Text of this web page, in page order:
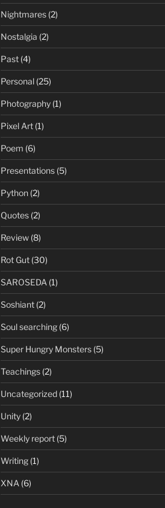
Nightmares(2)
Nostalgia (2)
Past(4)
Personal(25)
Photography(1)
Pixel Art(1)
Poem (6)
Presentations(5)
Python(2)
Quotes(2)
Review(8)
Rot Gut(30)
SAROSEDA (1)
Soshiant(2)
Soul searching(6)
Super Hungry Monsters(5)
Teachings(2)
Uncategorized(11)
Unity(2)
Weekly report(5)
Writing(1)
XNA (6)